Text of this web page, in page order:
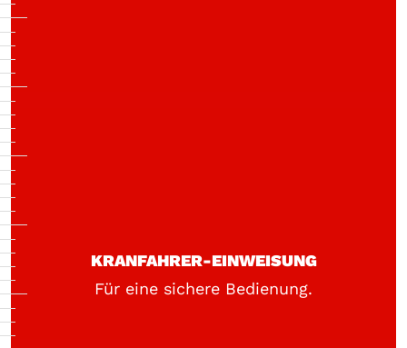
KRANFAHRER-EINWEISUNG
Für eine sichere Bedienung.